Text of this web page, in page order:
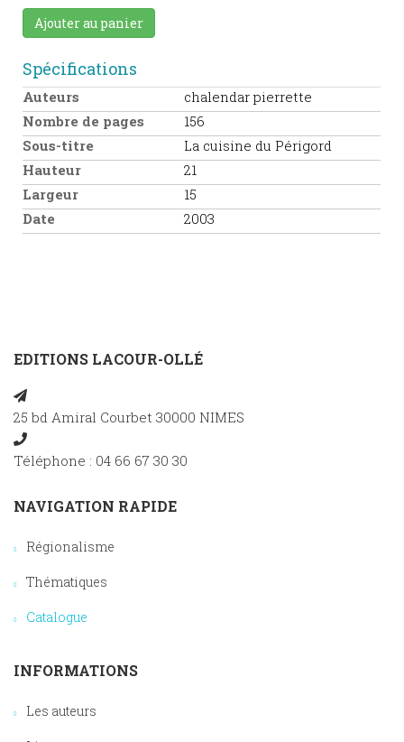
Ajouter au panier
Spécifications
Auteurs
chalendar pierrette
Nombre de pages
156
Sous-titre
La cuisine du Périgord
Hauteur
21
Largeur
15
Date
2003
EDITIONS LACOUR-OLLÉ
25 bd Amiral Courbet 30000 NIMES
Téléphone : 04 66 67 30 30
NAVIGATION RAPIDE
Régionalisme
Thématiques
Catalogue
INFORMATIONS
Les auteurs